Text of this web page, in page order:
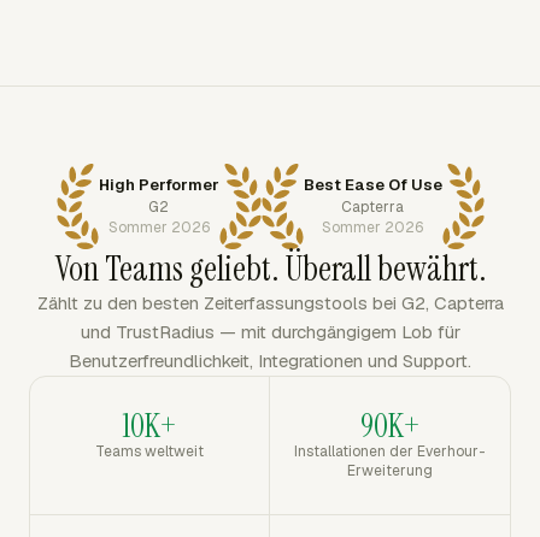
High Performer
G2
Sommer 2026
Best Ease Of Use
Capterra
Sommer 2026
Von Teams geliebt. Überall bewährt.
Zählt zu den besten Zeiterfassungstools bei G2, Capterra
und TrustRadius — mit durchgängigem Lob für
Benutzerfreundlichkeit, Integrationen und Support.
10K+
Teams weltweit
90K+
Installationen der Everhour-
Erweiterung